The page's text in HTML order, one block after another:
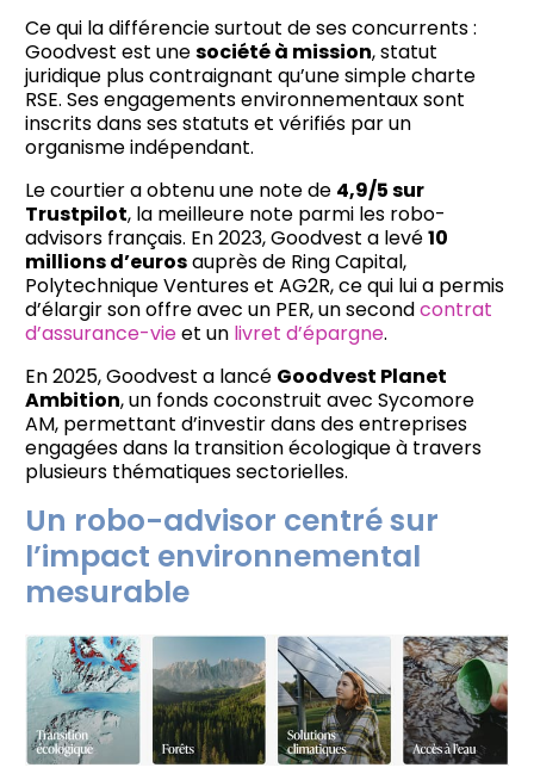
Ce qui la différencie surtout de ses concurrents :
Goodvest est unesociété à mission, statut
juridique plus contraignant qu’une simple charte
RSE. Ses engagements environnementaux sont
inscrits dans ses statuts et vérifiés par un
organisme indépendant.
Le courtier a obtenu une note de 4,9/5 sur
Trustpilot, la meilleure note parmi les robo-
advisors français. En 2023, Goodvest a levé10
millions d’eurosauprès de Ring Capital,
Polytechnique Ventures et AG2R, ce qui lui a permis
d’élargir son offre avec un PER, un secondcontrat
d’assurance-vieet un livret d’épargne.
En 2025, Goodvest a lancé Goodvest Planet
Ambition, un fonds coconstruit avec Sycomore
AM, permettant d’investir dans des entreprises
engagées dans la transition écologique à travers
plusieurs thématiques sectorielles.
Un robo-advisor centré sur
l’impact environnemental
mesurable